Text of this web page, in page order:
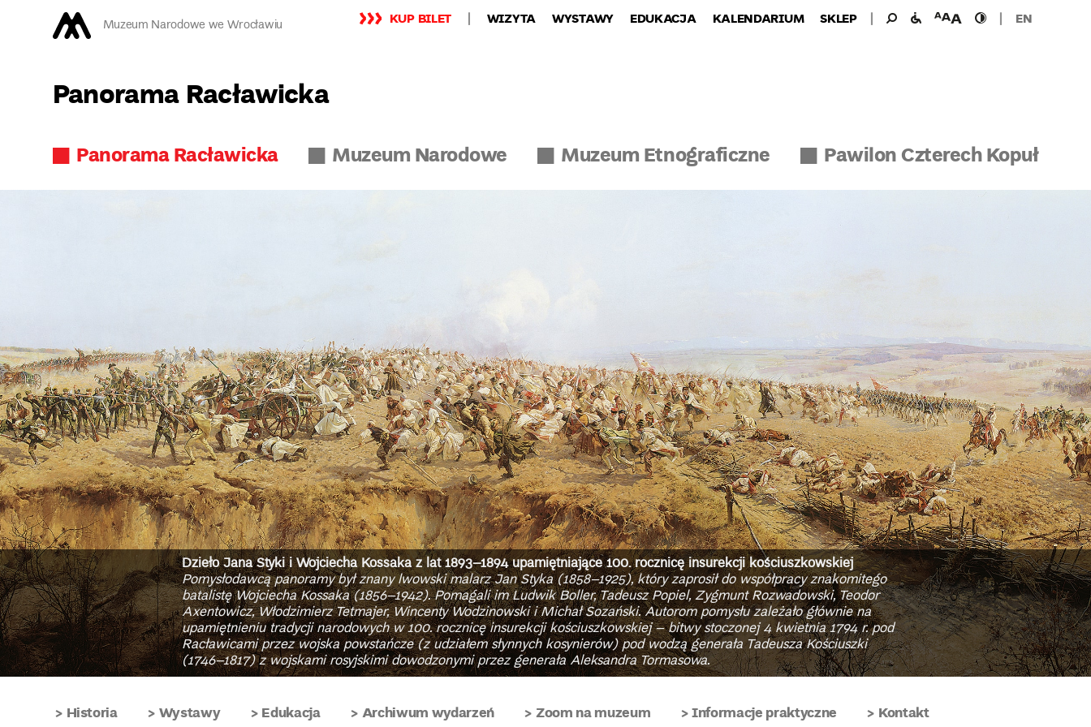
Muzeum Narodowe we Wrocławiu KUP BILET WIZYTA WYSTAWY EDUKACJA KALENDARIUM SKLEP Wyszukaj
Wyszukiwanie
dla:
udogodnieniawielkość
czcionki
wysoki
kontrast
EN
Panorama Racławicka
Panorama Racławicka Muzeum Narodowe Muzeum Etnograficzne Pawilon Czterech Kopuł
Dzieło Jana Styki i Wojciecha Kossaka z lat 1893–1894 upamiętniające 100. rocznicę insurekcji kościuszkowskiej
Pomysłodawcą panoramy był znany lwowski malarz Jan Styka (1858–1925), który zaprosił do współpracy znakomitego
batalistę Wojciecha Kossaka (1856–1942). Pomagali im Ludwik Boller, Tadeusz Popiel, Zygmunt Rozwadowski, Teodor
Axentowicz, Włodzimierz Tetmajer, Wincenty Wodzinowski i Michał Sozański. Autorom pomysłu zależało głównie na
upamiętnieniu tradycji narodowych w 100. rocznicę insurekcji kościuszkowskiej – bitwy stoczonej 4 kwietnia 1794 r. pod
Racławicami przez wojska powstańcze (z udziałem słynnych kosynierów) pod wodzą generała Tadeusza Kościuszki
(1746–1817) z wojskami rosyjskimi dowodzonymi przez generała Aleksandra Tormasowa.
Historia Wystawy Edukacja Archiwum wydarzeń Zoom na muzeum Informacje praktyczne Kontakt